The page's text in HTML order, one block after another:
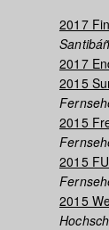
2017
2017
2015
2015
2015
2015